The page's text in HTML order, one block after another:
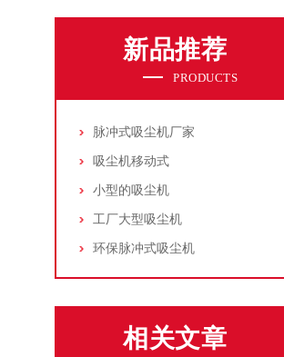
新品推荐
PRODUCTS
脉冲式吸尘机厂家
吸尘机移动式
小型的吸尘机
工厂大型吸尘机
环保脉冲式吸尘机
相关文章